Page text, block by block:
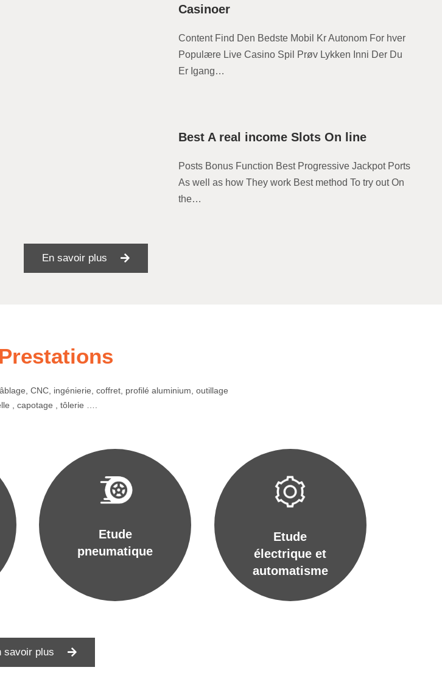
Casinoer
Content Find Den Bedste Mobil Kr Autonom For hver
Populære Live Casino Spil Prøv Lykken Inni Der Du
Er Igang…
Best A real income Slots On line
Posts Bonus Function Best Progressive Jackpot Ports
As well as how They work Best method To try out On
the…
En savoir plus
CNC, ingénierie, coffret, profilé aluminium, outillage
, capotage , tôlerie ….
Etude
pneumatique
Etude
électrique et
automatisme
savoir plus